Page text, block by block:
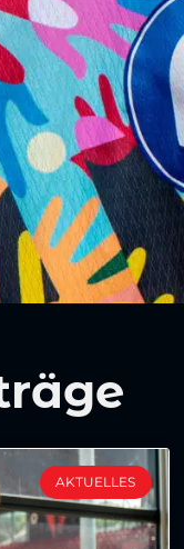
AKTUELLES